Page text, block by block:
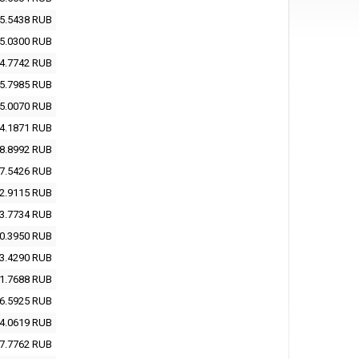
RUB
RUB
RUB
RUB
RUB
RUB
RUB
RUB
RUB
RUB
RUB
RUB
RUB
RUB
RUB
RUB